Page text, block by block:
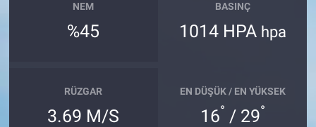
NEM
%45
BASINÇ
1014 HPA hpa
RÜZGAR
3.69 M/S
EN DÜŞÜK / EN YÜKSEK
16° / 29°